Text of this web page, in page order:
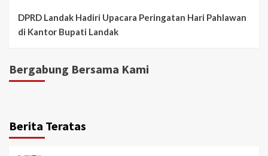
DPRD Landak Hadiri Upacara Peringatan Hari Pahlawan
di Kantor Bupati Landak
Bergabung Bersama Kami
Berita Teratas